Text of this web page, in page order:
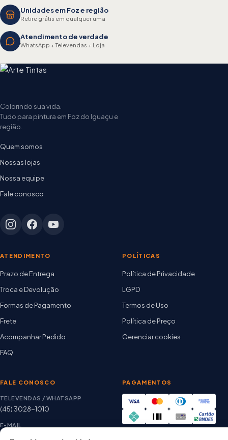
Unidades em Foz e região
Retire grátis em qualquer uma
Atendimento de verdade
WhatsApp + Televendas + Loja
Colorindo sua vida.
Tudo para pintura em Foz do Iguaçu e
região.
Quem somos
Nossas lojas
Nossa equipe
Fale conosco
ATENDIMENTO
Prazo de Entrega
Troca e Devolução
Formas de Pagamento
Frete
Acompanhar Pedido
FAQ
POLÍTICAS
Política de Privacidade
LGPD
Termos de Uso
Política de Preço
Gerenciar cookies
FALE CONOSCO
TELEVENDAS / WHATSAPP
(45) 3028-1010
E-MAIL
PAGAMENTOS